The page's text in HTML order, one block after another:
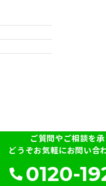
ご質問やご相談を承
どうぞお気軽にお問い合
0120-